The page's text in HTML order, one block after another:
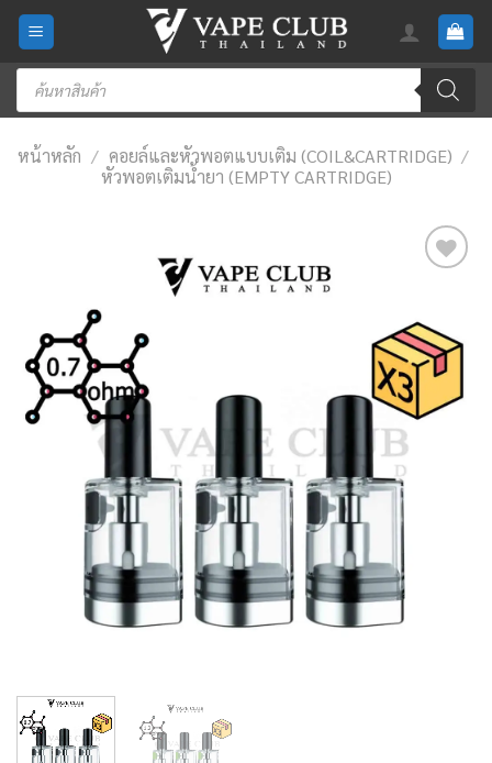
Skip
content
Products
search
หน้าหลัก / คอยล์และหัวพอตแบบเติม (COIL&CARTRIDGE) /
หัวพอตเติมน้ำยา (EMPTY CARTRIDGE)
wishlist